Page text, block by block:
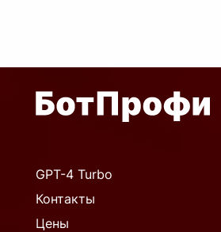
GPT-4 Turbo
Контакты
Цены